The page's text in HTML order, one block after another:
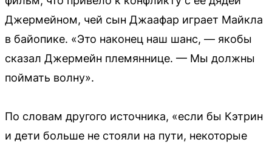
Джермейном, чей сын Джаафар играет Майкла
в байопике. «Это наконец наш шанс, — якобы
сказал Джермейн племяннице. — Мы должны
поймать волну».
По словам другого источника, «если бы Кэтрин
и дети больше не стояли на пути, некоторые